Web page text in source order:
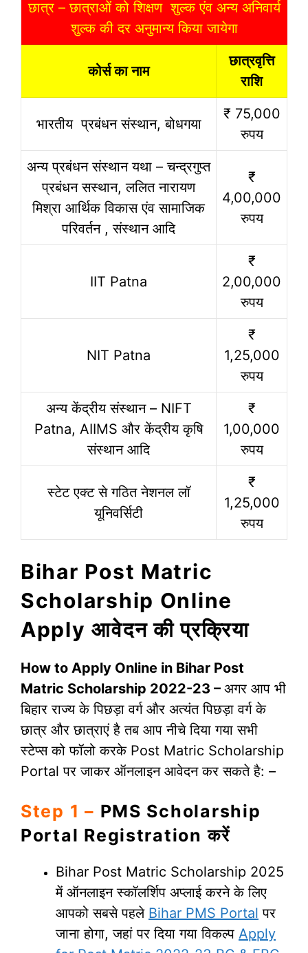
छात्र – छात्राओं को शिक्षण शुल्क एंव अन्य अनिवार्य
शुल्क की दर अनुमान्य किया जायेगा
कोर्स का नाम
छात्रवृत्ति
राशि
भारतीय प्रबंधन संस्थान, बोधगया
₹ 75,000
रुपय
अन्य प्रबंधन संस्थान यथा – चन्द्रगुप्त
प्रबंधन सस्थान, ललित नारायण
मिश्रा आर्थिक विकास एंव सामाजिक
परिवर्तन , संस्थान आदि
₹
4,00,000
रुपय
IIT Patna
₹
2,00,000
रुपय
NIT Patna
₹
1,25,000
रुपय
अन्य केंद्रीय संस्थान – NIFT
Patna, AIIMS और केंद्रीय कृषि
संस्थान आदि
₹
1,00,000
रुपय
स्टेट एक्ट से गठित नेशनल लॉ
यूनिवर्सिटी
₹
1,25,000
रुपय
Bihar Post Matric
Scholarship Online
Apply आवेदन की प्रक्रिया
How to Apply Online in Bihar Post
Matric Scholarship 2022-23 – अगर आप भी
बिहार राज्य के पिछड़ा वर्ग और अत्यंत पिछड़ा वर्ग के
छात्र और छात्राएं है तब आप नीचे दिया गया सभी
स्टेप्स को फॉलो करके Post Matric Scholarship
Portal पर जाकर ऑनलाइन आवेदन कर सकते है: –
Step 1 – PMS Scholarship
Portal Registration करें
Bihar Post Matric Scholarship 2025
में ऑनलाइन स्कॉलर्शिप अप्लाई करने के लिए
आपको सबसे पहले Bihar PMS Portal पर
जाना होगा, जहां पर दिया गया विकल्प Apply